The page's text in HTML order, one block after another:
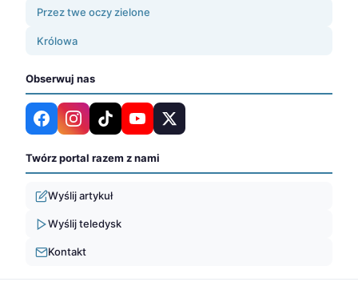
Przez twe oczy zielone
Królowa
Obserwuj nas
Twórz portal razem z nami
Wyślij artykuł
Wyślij teledysk
Kontakt